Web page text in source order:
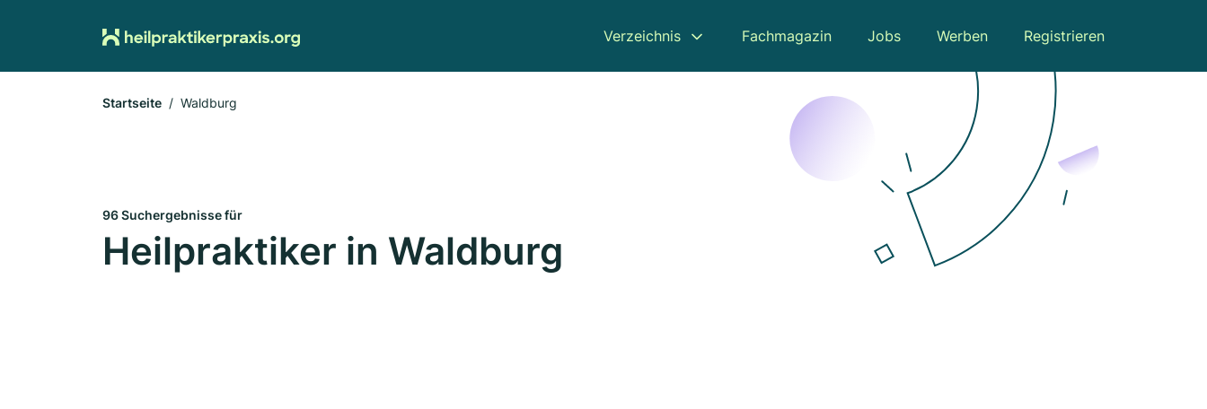
Verzeichnis Fachmagazin Jobs Werben Registrieren
Startseite Waldburg
96 Suchergebnisse für
Heilpraktiker in Waldburg